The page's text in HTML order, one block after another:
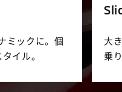
ミックに。 個
イル。
大
乗